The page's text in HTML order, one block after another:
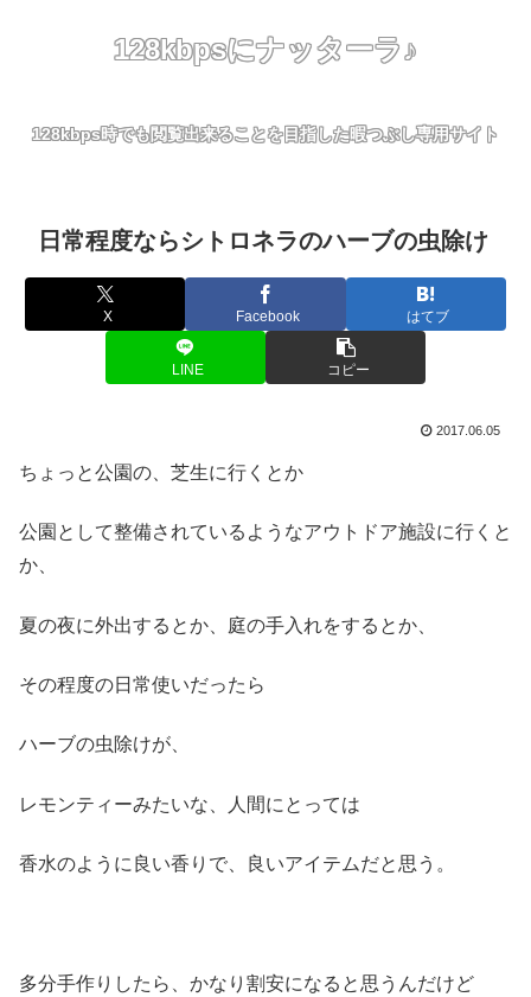
128kbpsにナッターラ♪
128kbps時でも閲覧出来ることを目指した暇つぶし専用サイト
日常程度ならシトロネラのハーブの虫除け
X Facebook はてブ
LINE コピー
2017.06.05
ちょっと公園の、芝生に行くとか
公園として整備されているようなアウトドア施設に行くと
か、
夏の夜に外出するとか、庭の手入れをするとか、
その程度の日常使いだったら
ハーブの虫除けが、
レモンティーみたいな、人間にとっては
香水のように良い香りで、良いアイテムだと思う。
多分手作りしたら、かなり割安になると思うんだけど